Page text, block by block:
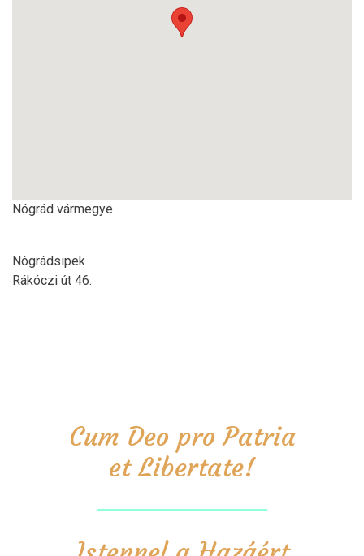
Nógrád vármegye
Nógrádsipek
Rákóczi út 46.
Cum Deo pro Patria
et Libertate!